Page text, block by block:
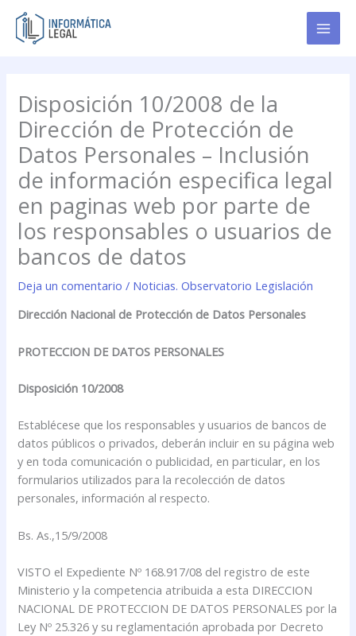
contenido
Disposición 10/2008 de la
Dirección de Protección de
Datos Personales – Inclusión
de información especifica legal
en paginas web por parte de
los responsables o usuarios de
bancos de datos
Deja un comentario / Noticias. Observatorio Legislación
Dirección Nacional de Protección de Datos Personales
PROTECCION DE DATOS PERSONALES
Disposición 10/2008
Establécese que los responsables y usuarios de bancos de
datos públicos o privados, deberán incluir en su página web
y en toda comunicación o publicidad, en particular, en los
formularios utilizados para la recolección de datos
personales, información al respecto.
Bs. As.,15/9/2008
VISTO el Expediente Nº 168.917/08 del registro de este
Ministerio y la competencia atribuida a esta DIRECCION
NACIONAL DE PROTECCION DE DATOS PERSONALES por la
Ley Nº 25.326 y su reglamentación aprobada por Decreto